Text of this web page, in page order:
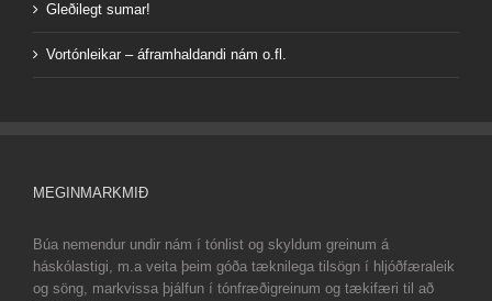
Gleðilegt sumar!
Vortónleikar – áframhaldandi nám o.fl.
MEGINMARKMIÐ
Búa nemendur undir nám í tónlist og skyldum greinum á
háskólastigi, m.a veita þeim góða tæknilega tilsögn í hljóðfæraleik
og söng, markvissa þjálfun í tónfræðigreinum og tækifæri til að